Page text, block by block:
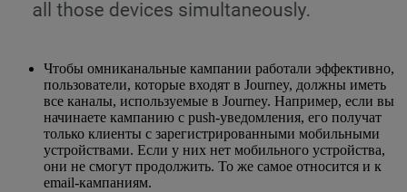
Чтобы омниканальные кампании работали эффективно,
пользователи, которые входят в Journey, должны иметь
все каналы, используемые в Journey. Например, если вы
начинаете кампанию с push-уведомления, его получат
только клиенты с зарегистрированными мобильными
устройствами. Если у них нет мобильного устройства,
они не смогут продолжить. То же самое относится и к
email-кампаниям.